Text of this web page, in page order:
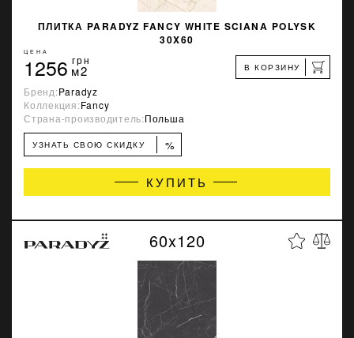
ПЛИТКА PARADYZ FANCY WHITE SCIANA POLYSK
30X60
ЦЕНА
1256 грн
м2 В КОРЗИНУ
Бренд:Paradyz
Коллекция:Fancy
Страна-производитель:Польша
УЗНАТЬ СВОЮ СКИДКУ %
КУПИТЬ
60x120